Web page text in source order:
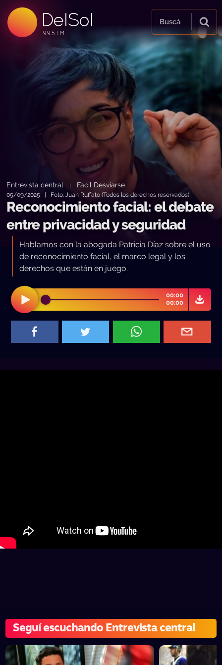
DelSol
99.5 FM
99.5 FM
99.5 FM
Buscá
Entrevista central Facil Desviarse
05/09/2025 | Foto: Juan Ruffato (Todos los derechos reservados)
Reconocimiento facial: el debate
entre privacidad y seguridad
Hablamos con la abogada Patricia Díaz sobre el uso
de reconocimiento facial, el marco legal y los
derechos que están en juego.
00:00
00:00
Seguí escuchando Entrevista central